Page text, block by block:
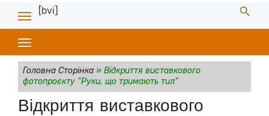
[bvi]
Головна Сторінка» Відкриття виставкового
фотопроєкту “Руки, що тримають тил”
Відкриття виставкового